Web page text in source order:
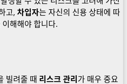
고, 차입자는 자신의 신용 상태에 따
해해야 합니다.
빌려줄 때 리스크 관리가 매우 중요